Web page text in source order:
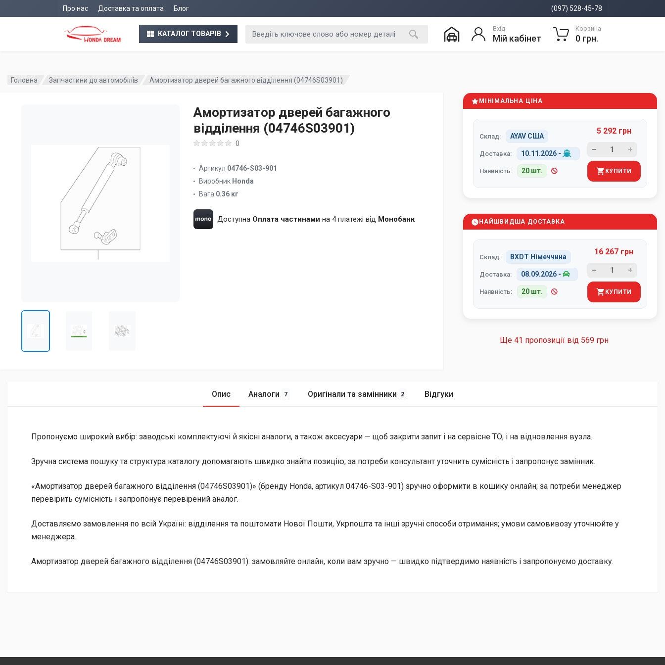
Про нас Доставка та оплата Блог (097) 528-45-78
КАТАЛОГ ТОВАРІВ
Вхід
Мій кабінет
Корзина
0 грн.
Головна Запчастини до автомобілів Амортизатор дверей багажного відділення (04746S03901)
Амортизатор дверей багажного
відділення (04746S03901)
0
Артикул 04746-S03-901
Виробник Honda
Вага 0.36 кг
Доступна Оплата частинами на 4 платежі від Монобанк
МІНІМАЛЬНА ЦІНА
Склад: AYAV США
Доставка: 10.11.2026 -
Наявність: 20 шт.
5 292 грн
КУПИТИ
НАЙШВИДША ДОСТАВКА
Склад: BXDT Німеччина
Доставка: 08.09.2026 -
Наявність: 20 шт.
16 267 грн
КУПИТИ
Ще 41 пропозиції від 569 грн
Опис Аналоги 7 Оригінали та замінники 2 Відгуки
Пропонуємо широкий вибір: заводські комплектуючі й якісні аналоги, а також аксесуари — щоб закрити запит і на сервісне ТО, і на відновлення вузла.
Зручна система пошуку та структура каталогу допомагають швидко знайти позицію; за потреби консультант уточнить сумісність і запропонує замінник.
«Амортизатор дверей багажного відділення (04746S03901)» (бренду Honda, артикул 04746-S03-901) зручно оформити в кошику онлайн; за потреби менеджер
перевірить сумісність і запропонує перевірений аналог.
Доставляємо замовлення по всій Україні: відділення та поштомати Нової Пошти, Укрпошта та інші зручні способи отримання; умови самовивозу уточнюйте у
менеджера.
Амортизатор дверей багажного відділення (04746S03901): замовляйте онлайн, коли вам зручно — швидко підтвердимо наявність і запропонуємо доставку.